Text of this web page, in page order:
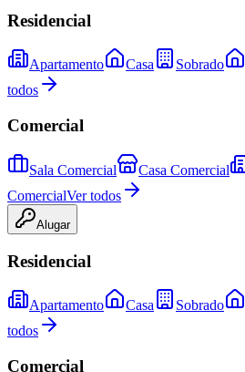
Residencial
Apartamento Casa Sobrado
todos
Comercial
Sala Comercial Casa Comercial
ComercialVer todos
Alugar
Residencial
Apartamento Casa Sobrado
todos
Comercial